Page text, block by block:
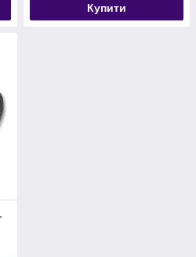
Купити